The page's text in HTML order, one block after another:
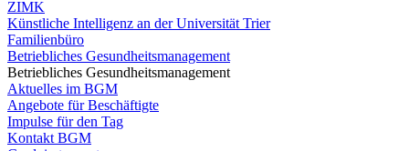
ZIMK
Künstliche Intelligenz an der Universität Trier
Familienbüro
Betriebliches Gesundheitsmanagement
Betriebliches Gesundheitsmanagement
Aktuelles im BGM
Angebote für Beschäftigte
Impulse für den Tag
Kontakt BGM